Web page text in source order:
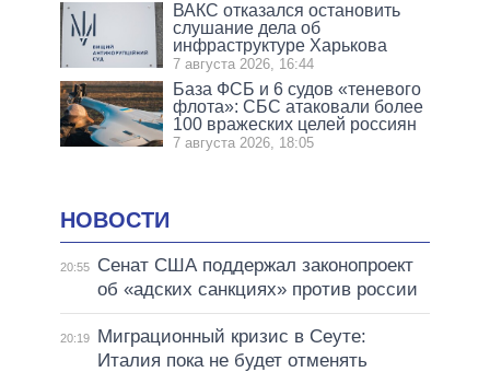
ВАКС отказался остановить
слушание дела об
инфраструктуре Харькова
7 августа 2026, 16:44
База ФСБ и 6 судов «теневого
флота»: СБС атаковали более
100 вражеских целей россиян
7 августа 2026, 18:05
НОВОСТИ
20:55
Сенат США поддержал законопроект
об «адских санкциях» против россии
20:19
Миграционный кризис в Сеуте:
Италия пока не будет отменять